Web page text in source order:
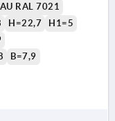
RAL 7021
H=22,7
H1=5
B=7,9